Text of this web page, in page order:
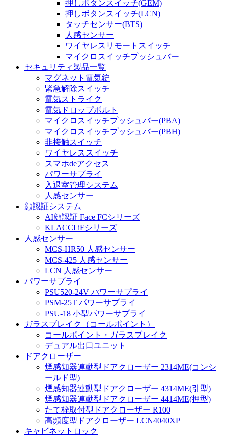
押しボタンスイッチ(GEM)
押しボタンスイッチ(LCN)
タッチセンサー(BTS)
人感センサー
ワイヤレスリモートスイッチ
マイクロスイッチプッシュバー
セキュリティ製品一覧
マグネット電気錠
緊急解除スイッチ
電気ストライク
電気ドロップボルト
マイクロスイッチプッシュバー(PBA)
マイクロスイッチプッシュバー(PBH)
非接触スイッチ
ワイヤレススイッチ
スマホdeアクセス
パワーサプライ
入退室管理システム
人感センサー
顔認証システム
AI顔認証 Face FCシリーズ
KLACCI iFシリーズ
人感センサー
MCS-HR50 人感センサー
MCS-425 人感センサー
LCN 人感センサー
パワーサプライ
PSU520-24V パワーサプライ
PSM-25T パワーサプライ
PSU-18 小型パワーサプライ
ガラスブレイク（コールポイント）
コールポイント・ガラスブレイク
デュアル出口ユニット
ドアクローザー
煙感知器連動型ドアクローザー 2314ME(コンシ
ールド型)
煙感知器連動型ドアクローザー 4314ME(引型)
煙感知器連動型ドアクローザー 4414ME(押型)
たて枠取付型ドアクローザー R100
高頻度型ドアクローザー LCN4040XP
キャビネットロック